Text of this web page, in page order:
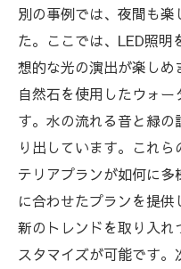
別の事例では、夜間も
た。ここでは、LED照明
想的な光の演出が楽しめ
自然石を使用したウォ
す。水の流れる音と緑
り出しています。これ
テリアプランが如何に
に合わせたプランを提
新のトレンドを取り入れ
スタマイズが可能です